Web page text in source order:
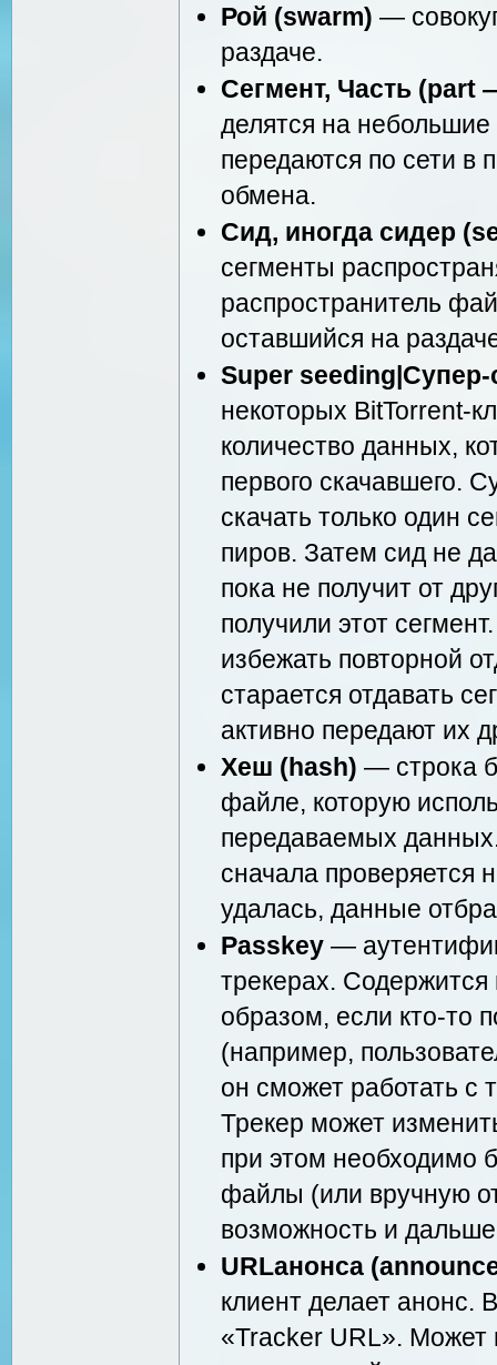
Рой (swarm) —
раздаче.
Сегмент, Часть (part
делятся на
передаются по сети в
обмена.
Сид, иногда сидер
сегменты
распространитель
оставшийся на
Super seeding|Супер-
некоторых BitTorrent-
количество данных,
первого скачавшего.
скачать только один
пиров. Затем сид не
пока не получит от
получили этот
избежать повторной
старается отдавать
активно передают их
Хеш (hash) — строка
файле, которую
передаваемых
сначала проверяется
удалась, данные
Passkey —
трекерах.
образом, если кто-то
(например,
он сможет работать с
Трекер может
при этом необходимо
файлы (или вручную
возможность и
URLанонса
клиент делает анонс.
«Tracker URL». Может